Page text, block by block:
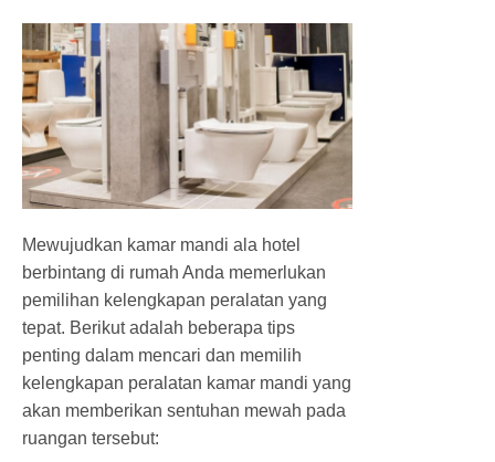
Mewujudkan kamar mandi ala hotel
berbintang di rumah Anda memerlukan
pemilihan kelengkapan peralatan yang
tepat. Berikut adalah beberapa tips
penting dalam mencari dan memilih
kelengkapan peralatan kamar mandi yang
akan memberikan sentuhan mewah pada
ruangan tersebut: